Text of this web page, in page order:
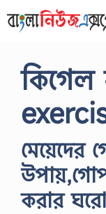
to
কিগেল
মেয়েদের
করার